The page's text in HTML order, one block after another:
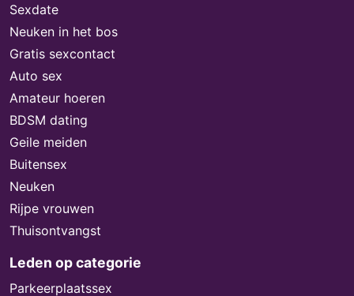
Sexdate
Neuken in het bos
Gratis sexcontact
Auto sex
Amateur hoeren
BDSM dating
Geile meiden
Buitensex
Neuken
Rijpe vrouwen
Thuisontvangst
Leden op categorie
Parkeerplaatssex